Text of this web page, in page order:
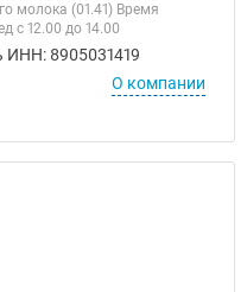
молока (01.41) Время
с 12.00 до 14.00
ИНН: 8905031419
О компании